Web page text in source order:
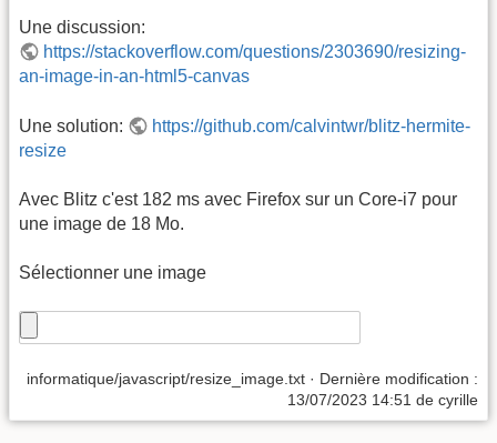
Une discussion:
https://stackoverflow.com/questions/2303690/resizing-
an-image-in-an-html5-canvas
Une solution:
https://github.com/calvintwr/blitz-hermite-
resize
Avec Blitz c'est 182 ms avec Firefox sur un Core-i7 pour
une image de 18 Mo.
Sélectionner une image
informatique/javascript/resize_image.txt · Dernière modification :
13/07/2023 14:51 de cyrille